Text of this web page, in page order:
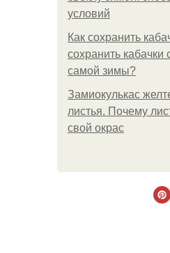
условий
Как сохранить
сохранить
самой зимы?
Замиокулькас
листья. Почему
свой окрас